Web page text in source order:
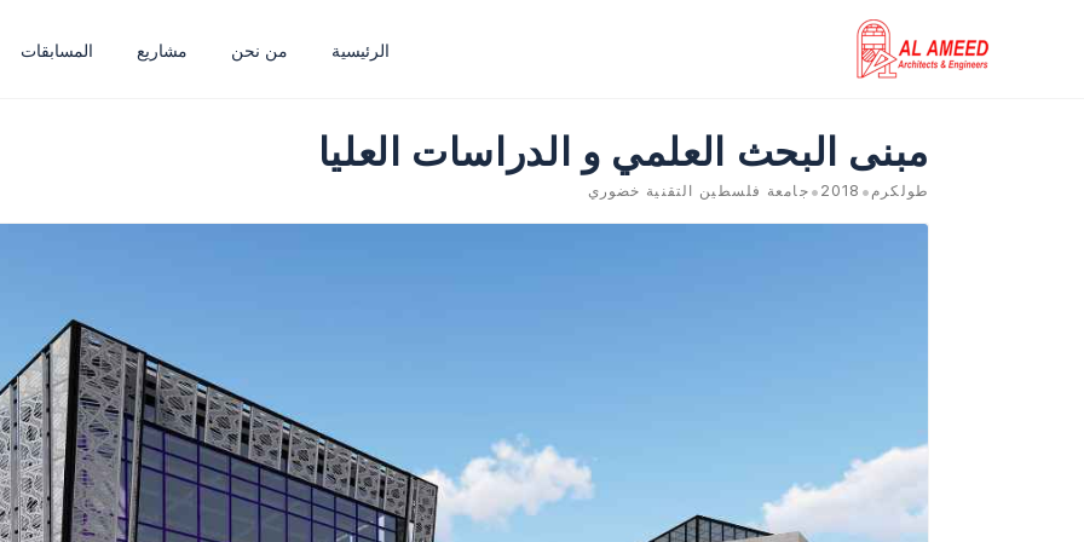
الرئيسية من نحن مشاريع المسابقات
مبنى البحث العلمي و الدراسات العليا
طولكرم•
2018
• جامعة فلسطين التقنية خضوري